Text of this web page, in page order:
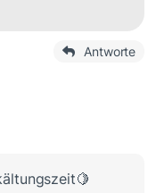
Antworte